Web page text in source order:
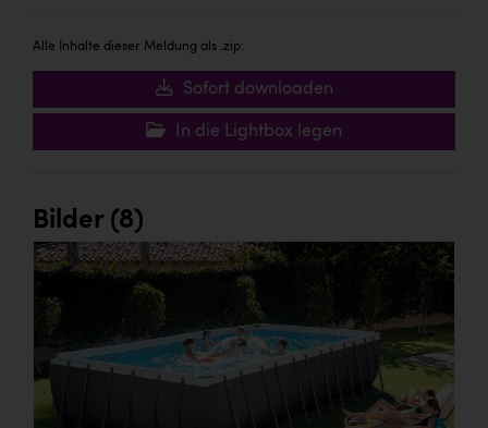
Alle Inhalte dieser Meldung als .zip:
Sofort downloaden
In die Lightbox legen
Bilder (8)